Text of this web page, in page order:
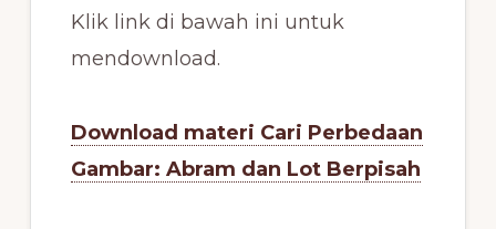
Klik link di bawah ini untuk
mendownload.
Download materi Cari Perbedaan
Gambar: Abram dan Lot Berpisah